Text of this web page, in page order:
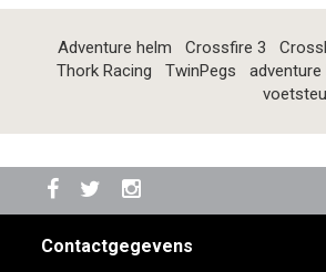
Adventure helm Crossfire 3
Thork Racing
TwinPegs
Contactgegevens